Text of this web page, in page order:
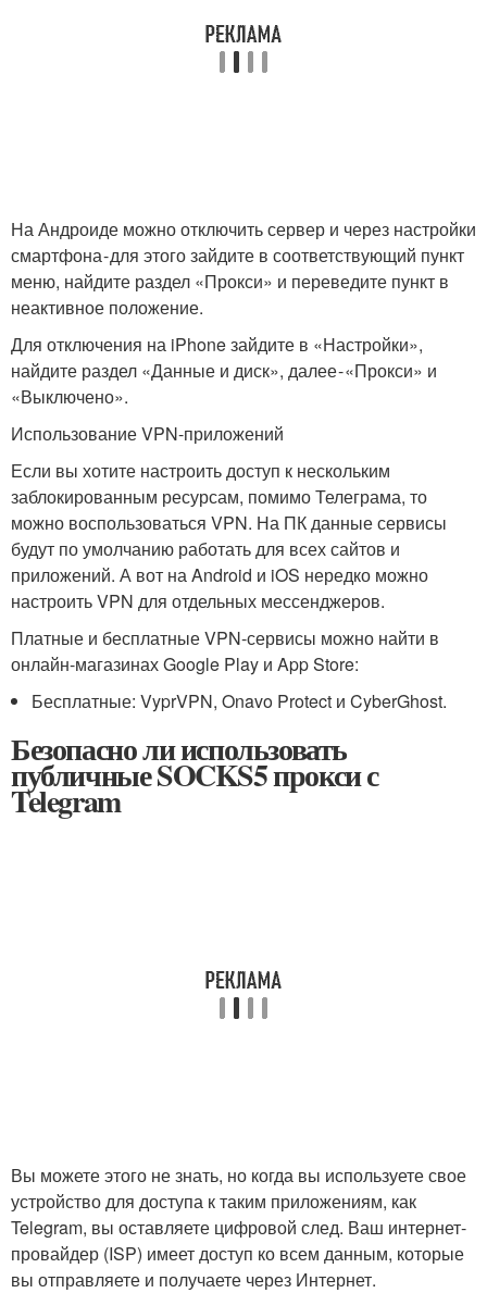
На Андроиде можно отключить сервер и через настройки
смартфона - для этого зайдите в соответствующий пункт
меню, найдите раздел «Прокси» и переведите пункт в
неактивное положение.
Для отключения на iPhone зайдите в «Настройки»,
найдите раздел «Данные и диск», далее - «Прокси» и
«Выключено».
Использование VPN-приложений
Если вы хотите настроить доступ к нескольким
заблокированным ресурсам, помимо Телеграма, то
можно воспользоваться VPN. На ПК данные сервисы
будут по умолчанию работать для всех сайтов и
приложений. А вот на Android и iOS нередко можно
настроить VPN для отдельных мессенджеров.
Платные и бесплатные VPN-сервисы можно найти в
онлайн-магазинах Google Play и App Store:
Бесплатные: VyprVPN, Onavo Protect и CyberGhost.
Безопасно ли использовать
публичные SOCKS5 прокси с
Telegram
Вы можете этого не знать, но когда вы используете свое
устройство для доступа к таким приложениям, как
Telegram, вы оставляете цифровой след. Ваш интернет-
провайдер (ISP) имеет доступ ко всем данным, которые
вы отправляете и получаете через Интернет.